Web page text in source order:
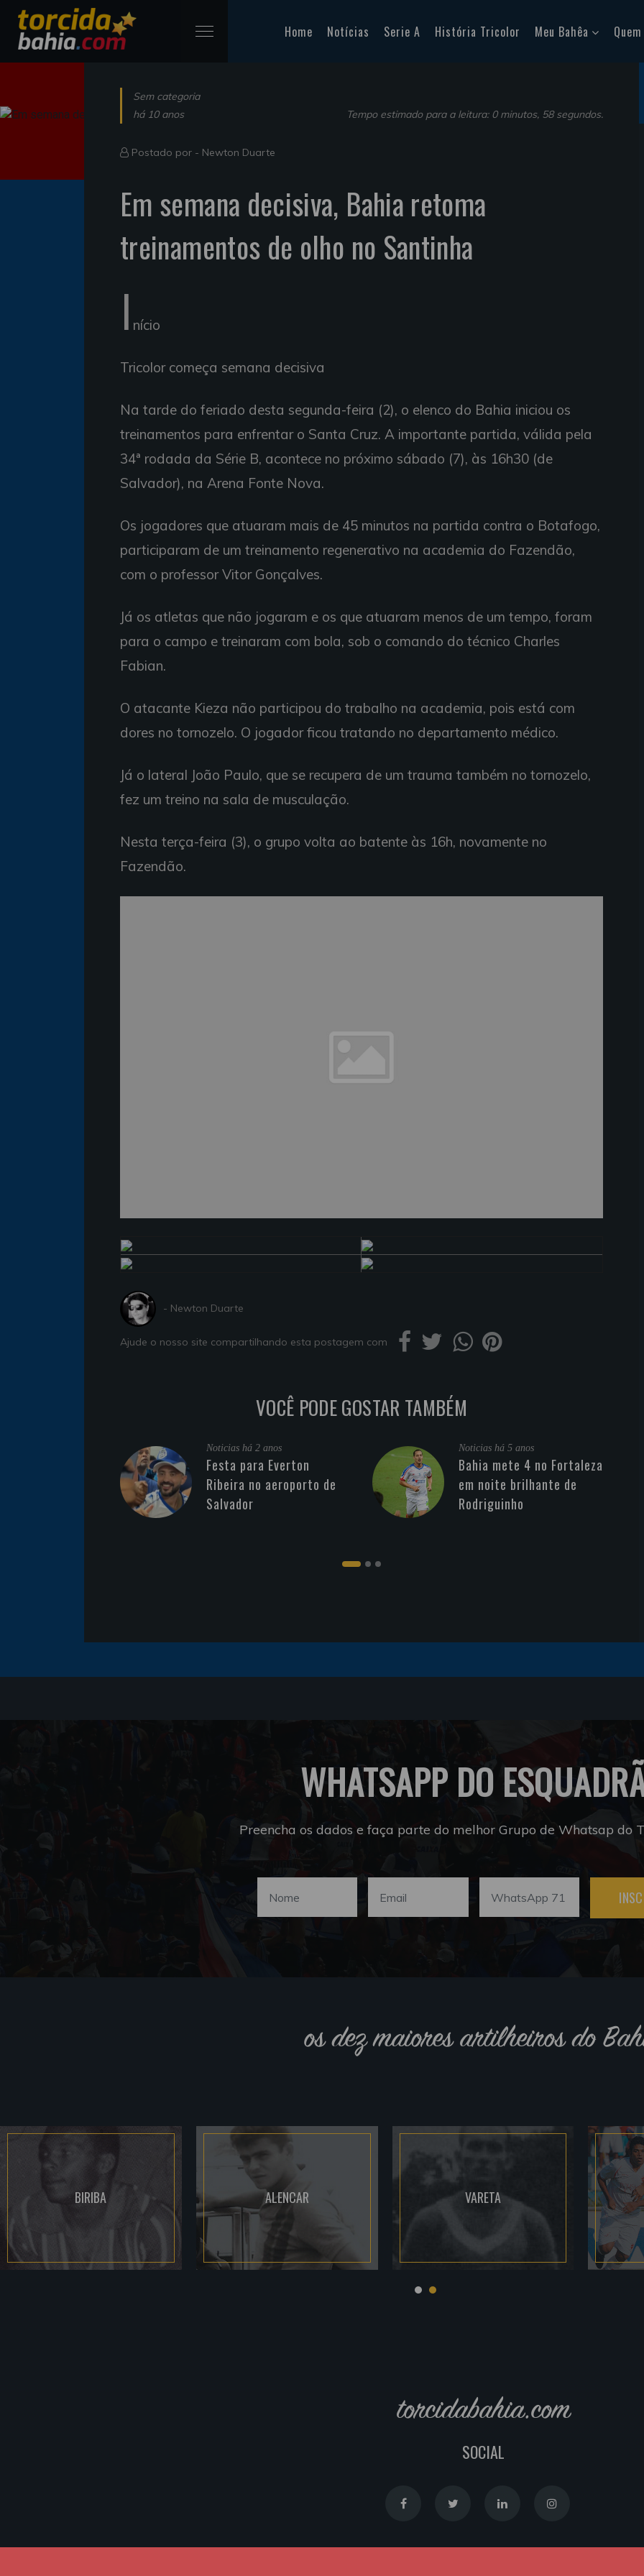
Home Notícias Serie A História Tricolor Meu Bahêa
Sem categoria
há 10 anos
Tempo estimado para a leitura: 0 minutos, 58 segundos.
Postado por - Newton Duarte
Em semana decisiva, Bahia retoma
treinamentos de olho no Santinha
I nício
Tricolor começa semana decisiva
Na tarde do feriado desta segunda-feira (2), o elenco do Bahia iniciou os
treinamentos para enfrentar o Santa Cruz. A importante partida, válida pela
34ª rodada da Série B, acontece no próximo sábado (7), às 16h30 (de
Salvador), na Arena Fonte Nova.
Os jogadores que atuaram mais de 45 minutos na partida contra o Botafogo,
participaram de um treinamento regenerativo na academia do Fazendão,
com o professor Vitor Gonçalves.
Já os atletas que não jogaram e os que atuaram menos de um tempo, foram
para o campo e treinaram com bola, sob o comando do técnico Charles
Fabian.
O atacante Kieza não participou do trabalho na academia, pois está com
dores no tornozelo. O jogador ficou tratando no departamento médico.
Já o lateral João Paulo, que se recupera de um trauma também no tornozelo,
fez um treino na sala de musculação.
Nesta terça-feira (3), o grupo volta ao batente às 16h, novamente no
Fazendão.
- Newton Duarte
Ajude o nosso site compartilhando esta postagem com
VOCÊ PODE GOSTAR TAMBÉM
Noticias há 2 anos
Festa para Everton
Ribeira no aeroporto de
Salvador
Noticias há 5 anos
Bahia mete 4 no Fortaleza
em noite brilhante de
Rodriguinho
WHATSAPP DO
Preencha os dados e faça parte do melhor Grupo de Whatsap do
os dez maiores artilheiros do
BIRIBA ALENCAR VARETA
torcidabahia.com
SOCIAL